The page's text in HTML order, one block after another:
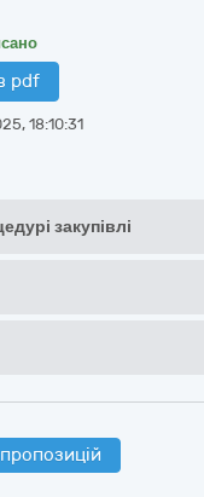
pdf
18:10:31
закупівлі